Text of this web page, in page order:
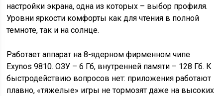
настройки экрана, одна из которых – выбор профиля.
Уровни яркости комфорты как для чтения в полной
темноте, так и на солнце.
Работает аппарат на 8-ядерном фирменном чипе
Exynos 9810. ОЗУ – 6 Гб, внутренней памяти – 128 Гб. К
быстродействию вопросов нет: приложения работают
плавно, «тяжелые» игры не тормозят даже на высоких